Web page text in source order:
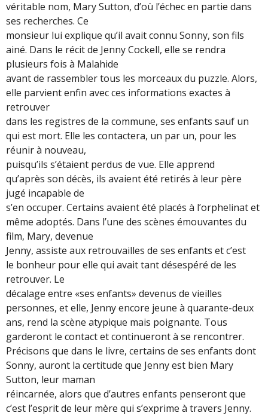
véritable nom, Mary Sutton, d’où l’échec en partie dans
ses recherches. Ce
monsieur lui explique qu’il avait connu Sonny, son fils
ainé. Dans le récit de Jenny Cockell, elle se rendra
plusieurs fois à Malahide
avant de rassembler tous les morceaux du puzzle. Alors,
elle parvient enfin avec ces informations exactes à
retrouver
dans les registres de la commune, ses enfants sauf un
qui est mort. Elle les contactera, un par un, pour les
réunir à nouveau,
puisqu’ils s’étaient perdus de vue. Elle apprend
qu’après son décès, ils avaient été retirés à leur père
jugé incapable de
s’en occuper. Certains avaient été placés à l’orphelinat et
même adoptés. Dans l’une des scènes émouvantes du
film, Mary, devenue
Jenny, assiste aux retrouvailles de ses enfants et c’est
le bonheur pour elle qui avait tant désespéré de les
retrouver. Le
décalage entre «ses enfants» devenus de vieilles
personnes, et elle, Jenny encore jeune à quarante-deux
ans, rend la scène atypique mais poignante. Tous
garderont le contact et continueront à se rencontrer.
Précisons que dans le livre, certains de ses enfants dont
Sonny, auront la certitude que Jenny est bien Mary
Sutton, leur maman
réincarnée, alors que d’autres enfants penseront que
c’est l’esprit de leur mère qui s’exprime à travers Jenny.